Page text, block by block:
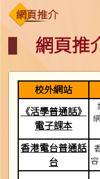
網頁推介
網頁推
校外網站
《活學普通話》
電子課本
香港電台普通話
台
容